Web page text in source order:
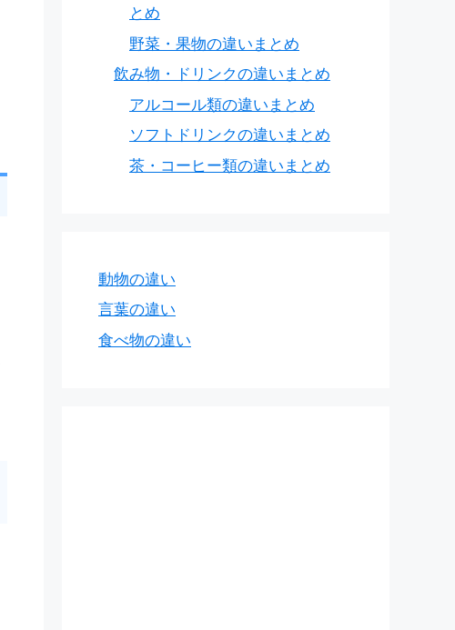
とめ
野菜・果物の違いまとめ
飲み物・ドリンクの違いまとめ
アルコール類の違いまとめ
ソフトドリンクの違いまとめ
茶・コーヒー類の違いまとめ
動物の違い
言葉の違い
食べ物の違い